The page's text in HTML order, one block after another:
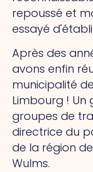
repoussé et
essayé
Après des
avons enfin
municipalité
Limbourg !
groupes de
directrice du
de la région
Wulms.